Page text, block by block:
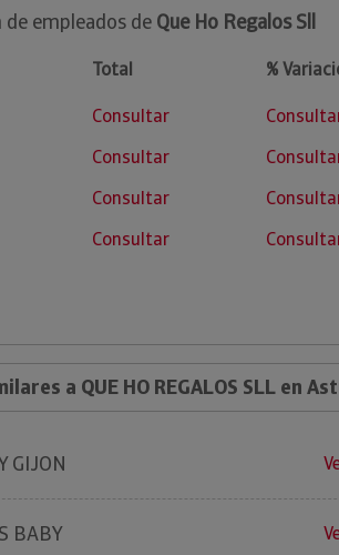
de empleados de Que Ho Regalos Sll
Total
%
Consultar
Consultar
Consultar
Consultar
a QUE HO REGALOS SLL en
GIJON
BABY